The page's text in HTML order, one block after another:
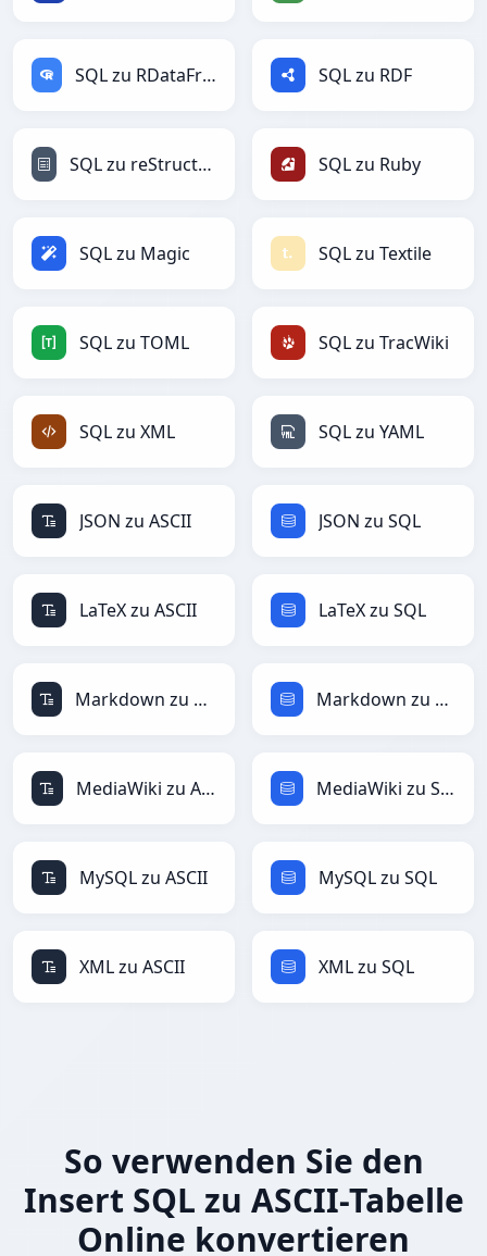
SQL zu RDataFrame SQL zu RDF
SQL zu reStructuredText SQL zu Ruby
SQL zu Magic SQL zu Textile
SQL zu TOML SQL zu TracWiki
SQL zu XML SQL zu YAML
JSON zu ASCII JSON zu SQL
LaTeX zu ASCII LaTeX zu SQL
Markdown zu ASCII Markdown zu SQL
MediaWiki zu ASCII MediaWiki zu SQL
MySQL zu ASCII MySQL zu SQL
XML zu ASCII XML zu SQL
So verwenden Sie den
Insert SQL zu ASCII-Tabelle
Online konvertieren